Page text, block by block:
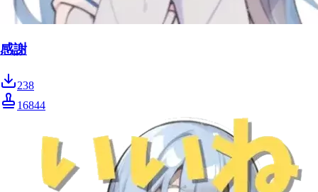
感謝
238
16844